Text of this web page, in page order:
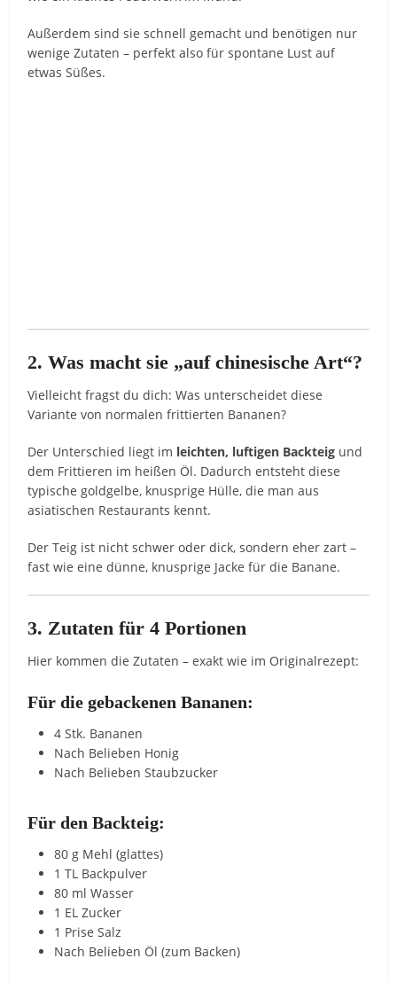
Außerdem sind sie schnell gemacht und benötigen nur
wenige Zutaten – perfekt also für spontane Lust auf
etwas Süßes.
2. Was macht sie „auf chinesische Art“?
Vielleicht fragst du dich: Was unterscheidet diese
Variante von normalen frittierten Bananen?
Der Unterschied liegt im leichten, luftigen Backteig und
dem Frittieren im heißen Öl. Dadurch entsteht diese
typische goldgelbe, knusprige Hülle, die man aus
asiatischen Restaurants kennt.
Der Teig ist nicht schwer oder dick, sondern eher zart –
fast wie eine dünne, knusprige Jacke für die Banane.
3. Zutaten für 4 Portionen
Hier kommen die Zutaten – exakt wie im Originalrezept:
Für die gebackenen Bananen:
4 Stk. Bananen
Nach Belieben Honig
Nach Belieben Staubzucker
Für den Backteig:
80 g Mehl (glattes)
1 TL Backpulver
80 ml Wasser
1 EL Zucker
1 Prise Salz
Nach Belieben Öl (zum Backen)